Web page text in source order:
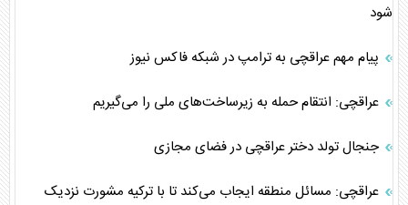
شود
پیام مهم عراقچی به ترامپ در شبکه فاکس نیوز
عراقچی: انتقام حمله به زیرساخت‌های ملی را می‌گیریم
جنجال تولد دختر عراقچی در فضای مجازی
عراقچی: مسائل منطقه ایجاب می‌کند تا با ترکیه مشورت نزدیک